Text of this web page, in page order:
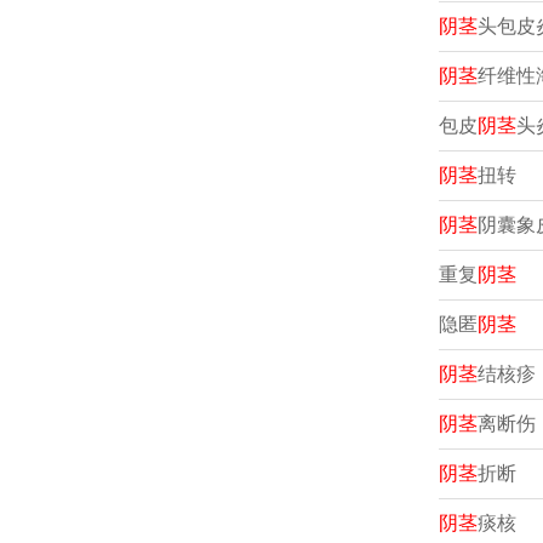
阴茎头包皮
阴茎纤维性
包皮阴茎头
阴茎扭转
阴茎阴囊象
重复 阴茎
隐匿阴茎
阴茎结核疹
阴茎离断伤
阴茎折断
阴茎痰核